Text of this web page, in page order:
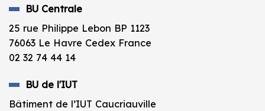
BU Centrale
25 rue Philippe Lebon BP 1123
76063 Le Havre Cedex France
02 32 74 44 14
BU de l'IUT
Bâtiment de l’IUT Caucriauville